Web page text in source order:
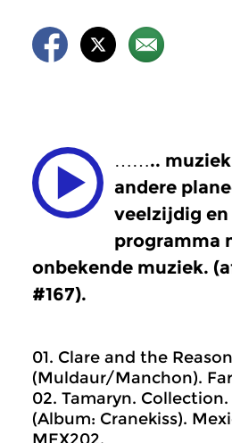
…….. muziek
andere
veelzijdig
programma
onbekende muziek.
#167).
01. Clare and the
(Muldaur/Manchon).
02. Tamaryn. Collection.
(Album: Cranekiss).